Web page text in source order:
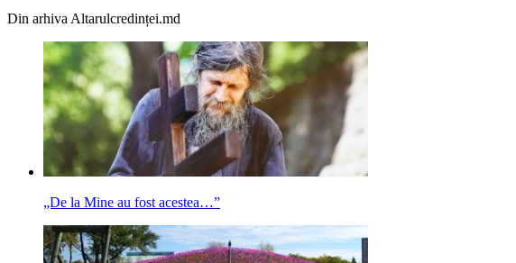
Din arhiva Altarulcredinței.md
„De la Mine au fost acestea…”